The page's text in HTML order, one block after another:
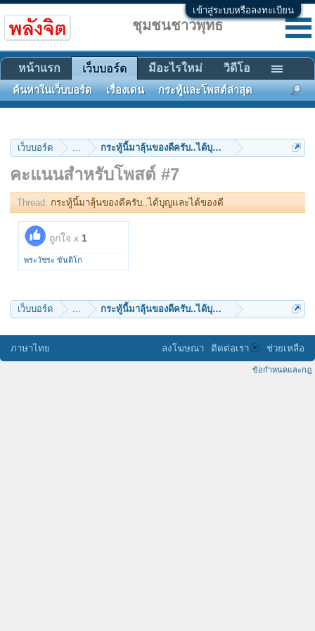
เข้าสู่ระบบหรือลงทะเบียน
เว็บบอร์ด ... กระทู้นี้มาลุ้นของดีครับ..ได้บุญและได้ของดี
คะแนนสำหรับโพสต์ #7
Thread: กระทู้นี้มาลุ้นของดีครับ..ได้บุญและได้ของดี
ถูกใจ x 1
พระวัชระ ขันติโก
เว็บบอร์ด ... กระทู้นี้มาลุ้นของดีครับ..ได้บุญและได้ของดี
ชุมชนชาวพุทธ
หน้าแรก เว็บบอร์ด
ค้นหาในเว็บบอร์ด เรื่องเด่น กระทู้และโพสต์ล่าสุด
มีอะไรใหม่ วิดีโอ
ภาษาไทย ลงโฆษณา ติดต่อเรา ช่วยเหลือ
ข้อกำหนดและกฎ